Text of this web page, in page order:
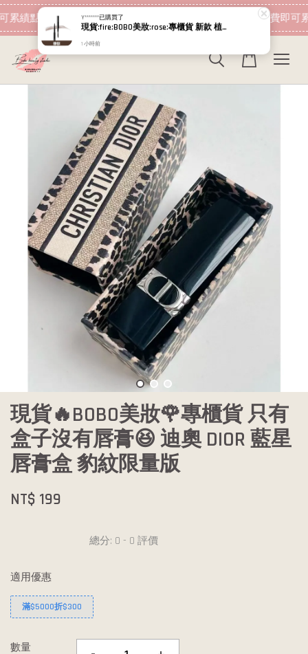
績點數 下筆消費即可折抵 加入會員 消費即可
現貨🔥BOBO美妝🌹專櫃貨 只有
盒子沒有唇膏😆 迪奧 DIOR 藍星
唇膏盒 豹紋限量版
NT$ 199
總分: 0 - 0 評價
適用優惠
滿$5000折$300
數量
Y*******已購買了
現貨:fire:BOBO美妝:rose:專櫃貨 新款 植村秀 0.33mm仿真飄霧眉筆 持久鎖色 防汗 原生眉 植村秀眉筆
1 小時前